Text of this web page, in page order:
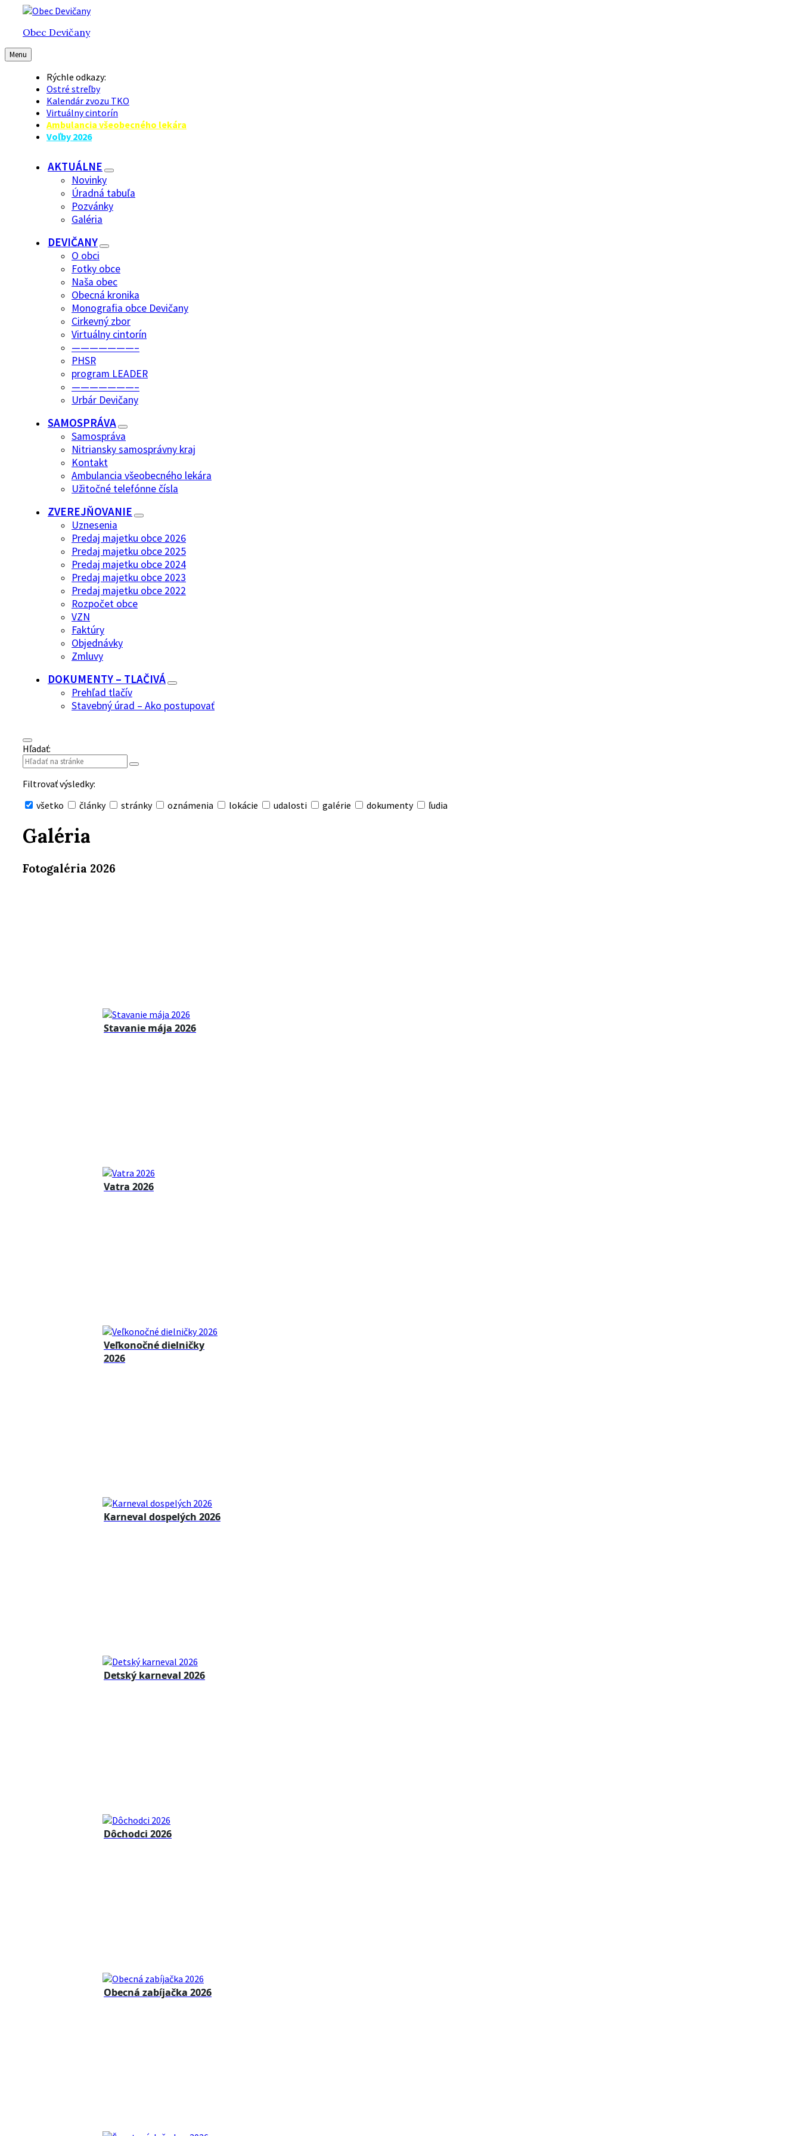
Preskočiť
obsah
Preskočiť
hlavnú
navigáciu
Preskočiť
pätičkuObec Devičany
Menu
Rýchle odkazy:
Ostré streľby
Kalendár zvozu TKO
Virtuálny cintorín
Ambulancia všeobecného lekára
Voľby 2026
AKTUÁLNE
Novinky
Úradná tabuľa
Pozvánky
Galéria
DEVIČANY
O obci
Fotky obce
Naša obec
Obecná kronika
Monografia obce Devičany
Cirkevný zbor
Virtuálny cintorín
———————–
PHSR
program LEADER
———————–
Urbár Devičany
SAMOSPRÁVA
Samospráva
Nitriansky samosprávny kraj
Kontakt
Ambulancia všeobecného lekára
Užitočné telefónne čísla
ZVEREJŇOVANIE
Uznesenia
Predaj majetku obce 2026
Predaj majetku obce 2025
Predaj majetku obce 2024
Predaj majetku obce 2023
Predaj majetku obce 2022
Rozpočet obce
VZN
Faktúry
Objednávky
Zmluvy
DOKUMENTY – TLAČIVÁ
Prehľad tlačív
Stavebný úrad – Ako postupovať
Hľadať:
Filtrovať výsledky:
všetko
články stránky oznámenia lokácie udalosti galérie dokumenty ľudia
vyhľadávanie
Galéria
Fotogaléria 2026
Stavanie mája 2026
Vatra 2026
Veľkonočné dielničky
2026
Karneval dospelých 2026
Detský karneval 2026
Dôchodci 2026
Obecná zabíjačka 2026